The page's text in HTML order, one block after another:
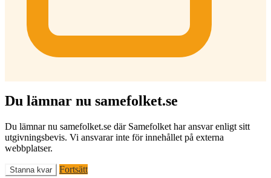
Du lämnar nu samefolket.se
Du lämnar nu samefolket.se där Samefolket har ansvar enligt sitt
utgivningsbevis. Vi ansvarar inte för innehållet på externa
webbplatser.
Stanna kvar Fortsätt